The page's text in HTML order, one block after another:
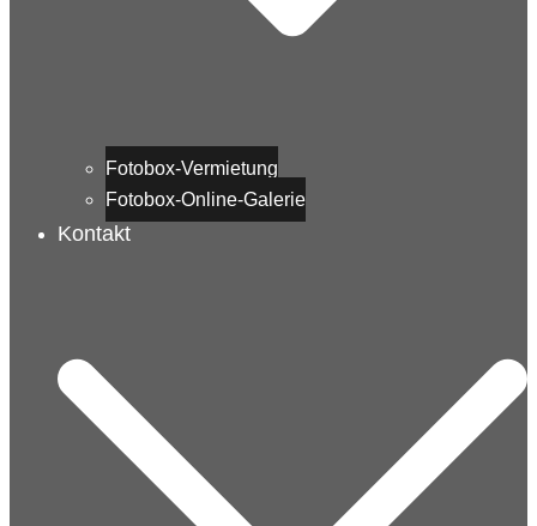
Fotobox-Vermietung
Fotobox-Online-Galerie
Kontakt